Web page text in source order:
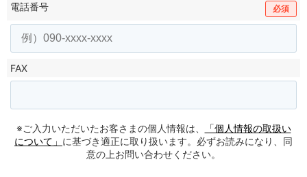
電話番号 必須
FAX
※ご入力いただいたお客さまの個人情報は、
「個人情報の取扱い
について」 に基づき適正に取り扱います。必ずお読みになり、同
意の上お問い合わせください。